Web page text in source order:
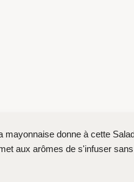
mayonnaise donne à cette
aux arômes de s'infuser